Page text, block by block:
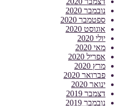
נובמבר 2020
ספטמבר 2020
אוגוסט 2020
יולי 2020
מאי 2020
אפריל 2020
מרץ 2020
פברואר 2020
ינואר 2020
דצמבר 2019
נובמבר 2019